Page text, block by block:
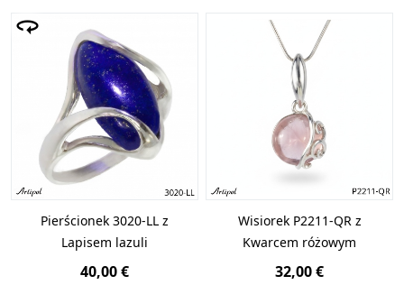
Pierścionek 3020-LL z
Lapisem lazuli
40,00 €
Wisiorek P2211-QR z
Kwarcem różowym
32,00 €